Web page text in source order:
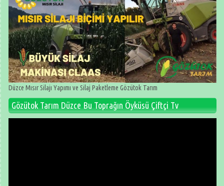
Düzce Mısır Silajı Yapımı ve Silaj Paketleme Gözütok Tarım
Gözütok Tarım Düzce Bu Toprağın Öyküsü Çiftçi Tv